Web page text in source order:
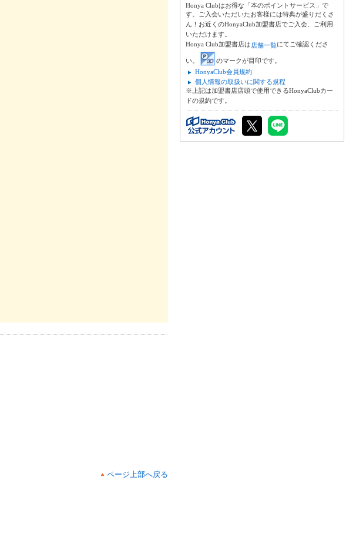
ページ上部へ戻る
Honya Clubはお得な「本のポイントサービス」で
す。ご入会いただいたお客様には特典が盛りだくさ
ん！お近くのHonyaClub加盟書店でご入会、ご利用
いただけます。
Honya Club加盟書店は店舗一覧にてご確認くださ
い。
のマークが目印です。
HonyaClub会員規約
個人情報の取扱いに関する規程
※上記は加盟書店店頭で使用できるHonyaClubカー
ドの規約です。